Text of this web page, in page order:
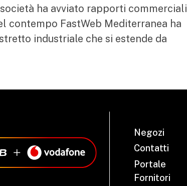
ha avviato rapporti commerciali
contempo FastWeb Mediterranea ha
industriale che si estende da
Negozi
Contatti
Portale
Fornitori